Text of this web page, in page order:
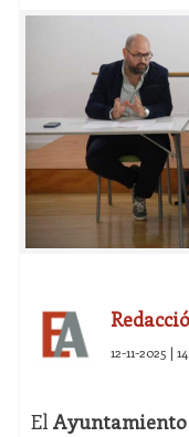
12-11-2025 |
El Ayuntamiento